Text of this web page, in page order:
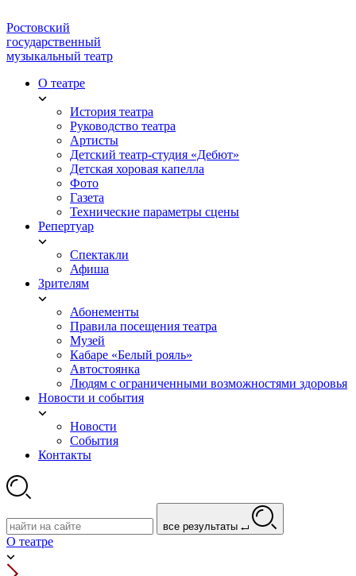
Ростовский
государственный
музыкальный театр
О театре
История театра
Руководство театра
Артисты
Детский театр-студия «Дебют»
Детская хоровая капелла
Фото
Газета
Технические параметры сцены
Репертуар
Спектакли
Афиша
Зрителям
Абонементы
Правила посещения театра
Музей
Кабаре «Белый рояль»
Автостоянка
Людям с ограниченными возможностями здоровья
Новости и события
Новости
События
Контакты
все результаты
О театре